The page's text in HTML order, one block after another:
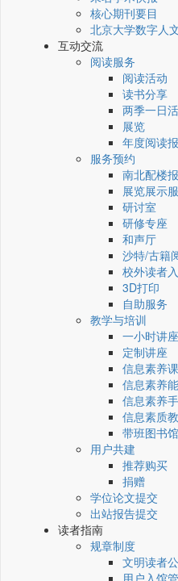
核心期刊要目
北京大学数字人
互动交流
阅读服务
阅读活动
读书分享
两季一日
展览
年度阅读
服务预约
南北配楼
展览展示
研讨室
研修专座
和声厅
沙特/古籍
校外读者
3D打印
自助服务
教学与培训
一小时讲座
定制讲座
信息素养课
信息素养
信息素养
信息素质
带班图书
用户共建
推荐购买
捐赠
学位论文提交
出站报告提交
读者指南
规章制度
文明读者